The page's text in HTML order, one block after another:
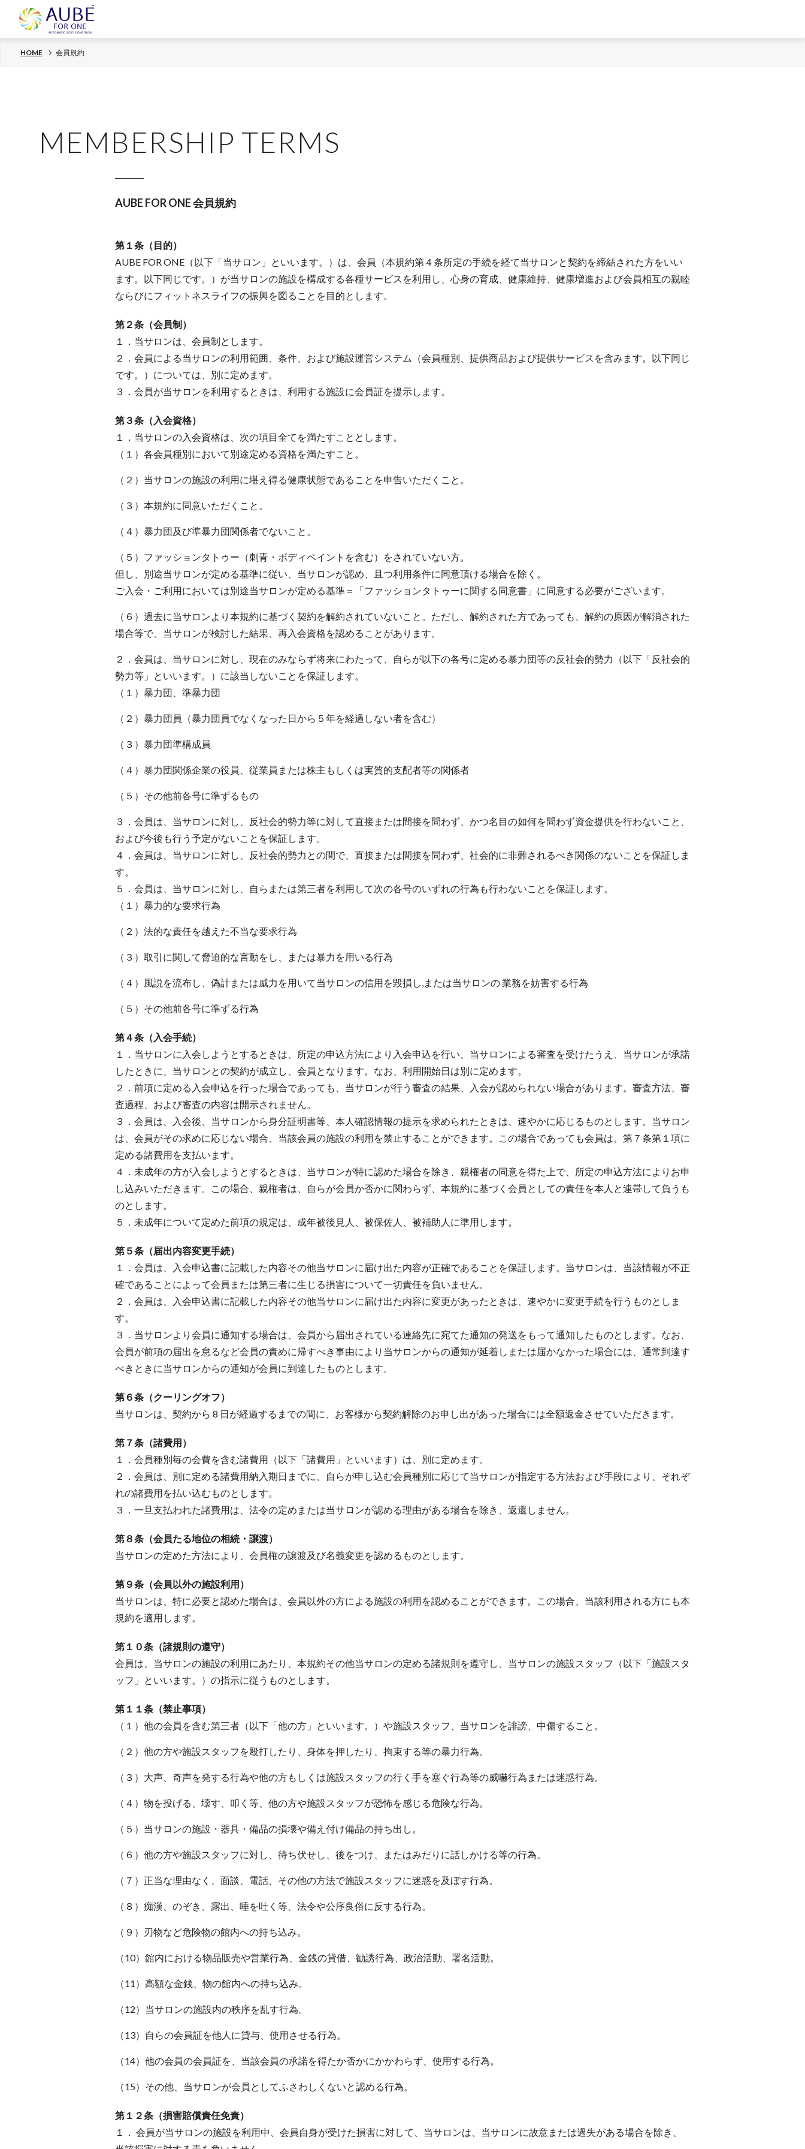
HOME 会員規約
MEMBERSHIP TERMS
AUBE FOR ONE 会員規約
第１条（目的）
AUBE FOR ONE（以下「当サロン」といいます。）は、会員（本規約第４条所定の手続を経て当サロンと契約を締結された方をいい
ます。以下同じです。）が当サロンの施設を構成する各種サービスを利用し、心身の育成、健康維持、健康増進および会員相互の親睦
ならびにフィットネスライフの振興を図ることを目的とします。
第２条（会員制）
１．当サロンは、会員制とします。
２．会員による当サロンの利用範囲、条件、および施設運営システム（会員種別、提供商品および提供サービスを含みます。以下同じ
です。）については、別に定めます。
３．会員が当サロンを利用するときは、利用する施設に会員証を提示します。
第３条（入会資格）
１．当サロンの入会資格は、次の項目全てを満たすこととします。
（１）各会員種別において別途定める資格を満たすこと。
（２）当サロンの施設の利用に堪え得る健康状態であることを申告いただくこと。
（３）本規約に同意いただくこと。
（４）暴力団及び準暴力団関係者でないこと。
（５）ファッションタトゥー（刺青・ボディペイントを含む）をされていない方。
但し、別途当サロンが定める基準に従い、当サロンが認め、且つ利用条件に同意頂ける場合を除く。
ご入会・ご利用においては別途当サロンが定める基準＝「ファッションタトゥーに関する同意書」に同意する必要がございます。
（６）過去に当サロンより本規約に基づく契約を解約されていないこと。ただし、解約された方であっても、解約の原因が解消された
場合等で、当サロンが検討した結果、再入会資格を認めることがあります。
２．会員は、当サロンに対し、現在のみならず将来にわたって、自らが以下の各号に定める暴力団等の反社会的勢力（以下「反社会的
勢力等」といいます。）に該当しないことを保証します。
（１）暴力団、準暴力団
（２）暴力団員（暴力団員でなくなった日から５年を経過しない者を含む）
（３）暴力団準構成員
（４）暴力団関係企業の役員、従業員または株主もしくは実質的支配者等の関係者
（５）その他前各号に準ずるもの
３．会員は、当サロンに対し、反社会的勢力等に対して直接または間接を問わず、かつ名目の如何を問わず資金提供を行わないこと、
および今後も行う予定がないことを保証します。
４．会員は、当サロンに対し、反社会的勢力との間で、直接または間接を問わず、社会的に非難されるべき関係のないことを保証しま
す。
５．会員は、当サロンに対し、自らまたは第三者を利用して次の各号のいずれの行為も行わないことを保証します。
（１）暴力的な要求行為
（２）法的な責任を越えた不当な要求行為
（３）取引に関して脅迫的な言動をし、または暴力を用いる行為
（４）風説を流布し、偽計または威力を用いて当サロンの信用を毀損し,または当サロンの 業務を妨害する行為
（５）その他前各号に準ずる行為
第４条（入会手続）
１．当サロンに入会しようとするときは、所定の申込方法により入会申込を行い、当サロンによる審査を受けたうえ、当サロンが承諾
したときに、当サロンとの契約が成立し、会員となります。なお、利用開始日は別に定めます。
２．前項に定める入会申込を行った場合であっても、当サロンが行う審査の結果、入会が認められない場合があります。審査方法、審
査過程、および審査の内容は開示されません。
３．会員は、入会後、当サロンから身分証明書等、本人確認情報の提示を求められたときは、速やかに応じるものとします。当サロン
は、会員がその求めに応じない場合、当該会員の施設の利用を禁止することができます。この場合であっても会員は、第７条第１項に
定める諸費用を支払います。
４．未成年の方が入会しようとするときは、当サロンが特に認めた場合を除き、親権者の同意を得た上で、所定の申込方法によりお申
し込みいただきます。この場合、親権者は、自らが会員か否かに関わらず、本規約に基づく会員としての責任を本人と連帯して負うも
のとします。
５．未成年について定めた前項の規定は、成年被後見人、被保佐人、被補助人に準用します。
第５条（届出内容変更手続）
１．会員は、入会申込書に記載した内容その他当サロンに届け出た内容が正確であることを保証します。当サロンは、当該情報が不正
確であることによって会員または第三者に生じる損害について一切責任を負いません。
２．会員は、入会申込書に記載した内容その他当サロンに届け出た内容に変更があったときは、速やかに変更手続を行うものとしま
す。
３．当サロンより会員に通知する場合は、会員から届出されている連絡先に宛てた通知の発送をもって通知したものとします。なお、
会員が前項の届出を怠るなど会員の責めに帰すべき事由により当サロンからの通知が延着しまたは届かなかった場合には、通常到達す
べきときに当サロンからの通知が会員に到達したものとします。
第６条（クーリングオフ）
当サロンは、契約から 8 日が経過するまでの間に、お客様から契約解除のお申し出があった場合には全額返金させていただきます。
第７条（諸費用）
１．会員種別毎の会費を含む諸費用（以下「諸費用」といいます）は、別に定めます。
２．会員は、別に定める諸費用納入期日までに、自らが申し込む会員種別に応じて当サロンが指定する方法および手段により、それぞ
れの諸費用を払い込むものとします。
３．一旦支払われた諸費用は、法令の定めまたは当サロンが認める理由がある場合を除き、返還しません。
第８条（会員たる地位の相続・譲渡）
当サロンの定めた方法により、会員権の譲渡及び名義変更を認めるものとします。
第９条（会員以外の施設利用）
当サロンは、特に必要と認めた場合は、会員以外の方による施設の利用を認めることができます。この場合、当該利用される方にも本
規約を適用します。
第１０条（諸規則の遵守）
会員は、当サロンの施設の利用にあたり、本規約その他当サロンの定める諸規則を遵守し、当サロンの施設スタッフ（以下「施設スタ
ッフ」といいます。）の指示に従うものとします。
第１１条（禁止事項）
（１）他の会員を含む第三者（以下「他の方」といいます。）や施設スタッフ、当サロンを誹謗、中傷すること。
（２）他の方や施設スタッフを殴打したり、身体を押したり、拘束する等の暴力行為。
（３）大声、奇声を発する行為や他の方もしくは施設スタッフの行く手を塞ぐ行為等の威嚇行為または迷惑行為。
（４）物を投げる、壊す、叩く等、他の方や施設スタッフが恐怖を感じる危険な行為。
（５）当サロンの施設・器具・備品の損壊や備え付け備品の持ち出し。
（６）他の方や施設スタッフに対し、待ち伏せし、後をつけ、またはみだりに話しかける等の行為。
（７）正当な理由なく、面談、電話、その他の方法で施設スタッフに迷惑を及ぼす行為。
（８）痴漢、のぞき、露出、唾を吐く等、法令や公序良俗に反する行為。
（９）刃物など危険物の館内への持ち込み。
（10）館内における物品販売や営業行為、金銭の貸借、勧誘行為、政治活動、署名活動。
（11）高額な金銭、物の館内への持ち込み。
（12）当サロンの施設内の秩序を乱す行為。
（13）自らの会員証を他人に貸与、使用させる行為。
（14）他の会員の会員証を、当該会員の承諾を得たか否かにかかわらず、使用する行為。
（15）その他、当サロンが会員としてふさわしくないと認める行為。
第１２条（損害賠償責任免責）
１． 会員が当サロンの施設を利用中、会員自身が受けた損害に対して、当サロンは、当サロンに故意または過失がある場合を除き、